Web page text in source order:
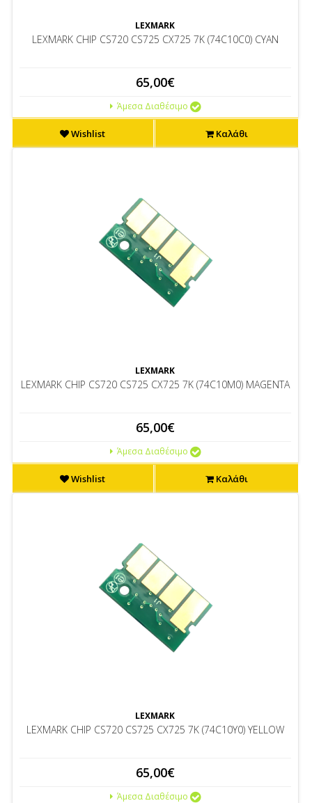
LEXMARK
LEXMARK CHIP CS720 CS725 CX725 7K (74C10C0) CYAN
65,00€
Άμεσα Διαθέσιμο
Wishlist Καλάθι
LEXMARK
LEXMARK CHIP CS720 CS725 CX725 7K (74C10M0) MAGENTA
65,00€
Άμεσα Διαθέσιμο
Wishlist Καλάθι
LEXMARK
LEXMARK CHIP CS720 CS725 CX725 7K (74C10Y0) YELLOW
65,00€
Άμεσα Διαθέσιμο